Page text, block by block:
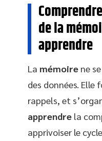
de la
apprendre
La mémoire ne
des données.
rappels, et
apprendre la
apprivoiser le